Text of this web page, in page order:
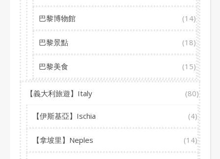
巴黎博物館 (14)
巴黎景點 (18)
巴黎美食 (15)
【義大利旅遊】Italy (80)
【伊斯基亞】Ischia (4)
【拿坡里】Neples (14)